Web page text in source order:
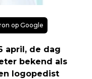
op Google
april, de dag
bekend als
logopedist